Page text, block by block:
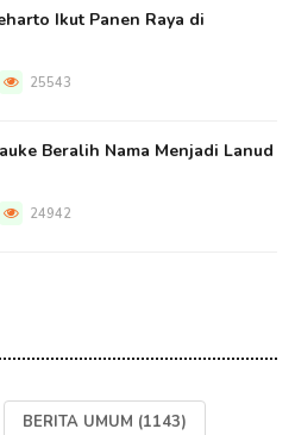
Ikut Panen Raya di
25543
Beralih Nama Menjadi Lanud
24942
BERITA UMUM (1143)